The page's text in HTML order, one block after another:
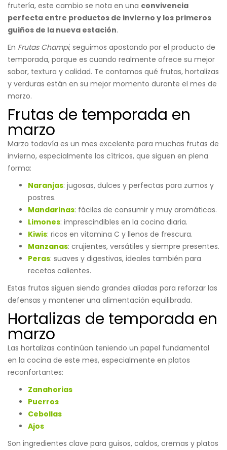
frutería, este cambio se nota en una convivencia
perfecta entre productos de invierno y los primeros
guiños de la nueva estación.
En Frutas Champi, seguimos apostando por el producto de
temporada, porque es cuando realmente ofrece su mejor
sabor, textura y calidad. Te contamos qué frutas, hortalizas
y verduras están en su mejor momento durante el mes de
marzo.
Frutas de temporada en
marzo
Marzo todavía es un mes excelente para muchas frutas de
invierno, especialmente los cítricos, que siguen en plena
forma:
Naranjas: jugosas, dulces y perfectas para zumos y
postres.
Mandarinas: fáciles de consumir y muy aromáticas.
Limones: imprescindibles en la cocina diaria.
Kiwis: ricos en vitamina C y llenos de frescura.
Manzanas: crujientes, versátiles y siempre presentes.
Peras: suaves y digestivas, ideales también para
recetas calientes.
Estas frutas siguen siendo grandes aliadas para reforzar las
defensas y mantener una alimentación equilibrada.
Hortalizas de temporada en
marzo
Las hortalizas continúan teniendo un papel fundamental
en la cocina de este mes, especialmente en platos
reconfortantes:
Zanahorias
Puerros
Cebollas
Ajos
Son ingredientes clave para guisos, caldos, cremas y platos